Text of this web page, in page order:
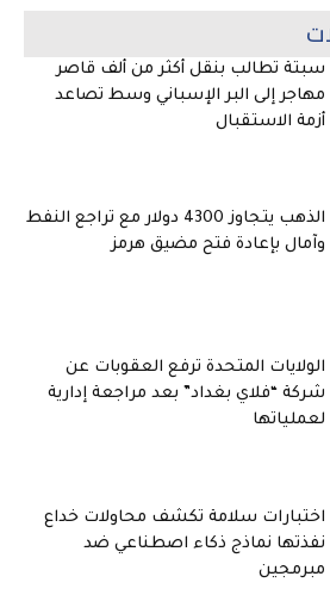
سبتة تطالب بنقل أكثر من ألف قاصر
مهاجر إلى البر الإسباني وسط تصاعد
أزمة الاستقبال
الذهب يتجاوز 4300 دولار مع تراجع النفط
وآمال بإعادة فتح مضيق هرمز
الولايات المتحدة ترفع العقوبات عن
شركة “فلاي بغداد” بعد مراجعة إدارية
لعملياتها
اختبارات سلامة تكشف محاولات خداع
نفذتها نماذج ذكاء اصطناعي ضد
مبرمجين